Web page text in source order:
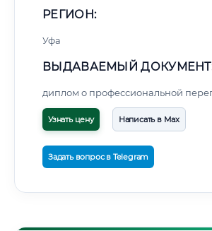
РЕГИОН:
Уфа
ВЫДАВАЕМЫЙ
диплом о профессиональной
Узнать цену Написать в Max
Задать вопрос в Telegram